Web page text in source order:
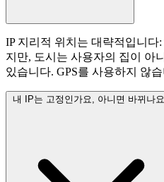
IP 지리적 위치는 대략적입니
지만, 도시는 사용자의 집이 아
있습니다. GPS를 사용하지 않
내 IP는 고정인가요, 아니면 바뀌나